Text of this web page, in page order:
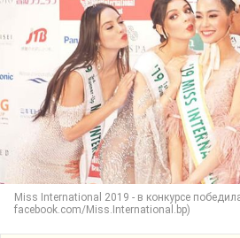
Miss International 2019 - в конкурсе
facebook.com/Miss.International.bp)